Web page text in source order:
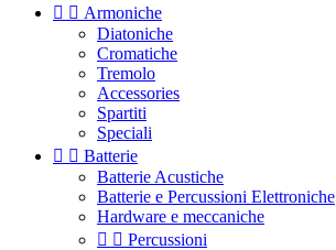
  Armoniche
Diatoniche
Cromatiche
Tremolo
Accessories
Spartiti
Speciali
  Batterie
Batterie Acustiche
Batterie e Percussioni Elettroniche
Hardware e meccaniche
  Percussioni